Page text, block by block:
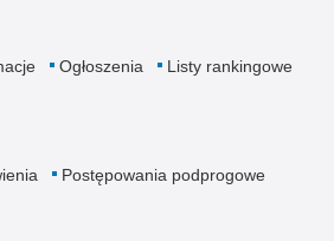
Ogłoszenia
Listy rankingowe
Postępowania podprogowe